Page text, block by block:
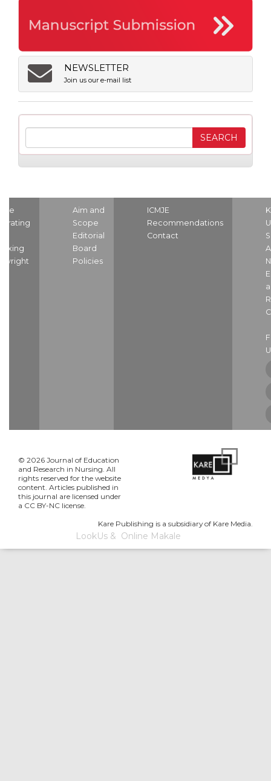
NEWSLETTER
Join us our e-mail list
Aim and
Scope
Editorial
Board
Policies
ICMJE
Recommendations
Contact
© 2026 Journal of Education
and Research in Nursing. All
rights reserved for the website
content. Articles published in
this journal are licensed under
a CC BY-NC license.
Kare Publishing is a subsidiary of Kare Media.
LookUs& Online Makale